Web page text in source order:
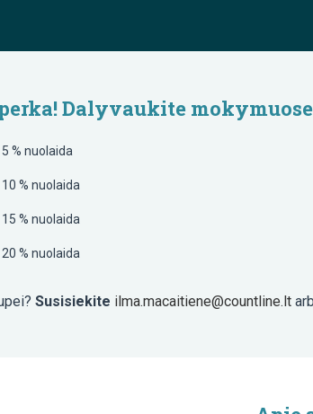
Dalyvaukite
% nuolaida
% nuolaida
% nuolaida
% nuolaida
Susisiekite ilma.macaitiene@countline.lt